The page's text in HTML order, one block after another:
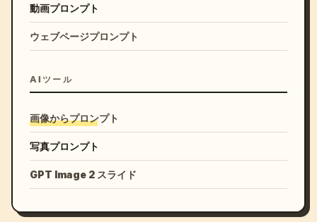
動画プロンプト
ウェブページプロンプト
AIツール
画像からプロンプト
写真プロンプト
GPT Image 2 スライド